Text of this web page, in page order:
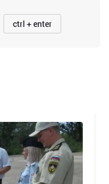
ctrl + enter